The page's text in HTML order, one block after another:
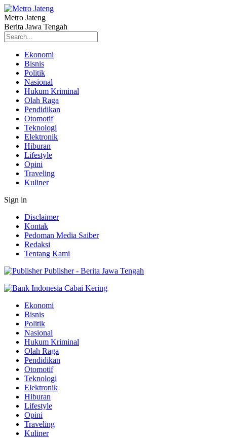
Metro Jateng
Berita Jawa Tengah
Ekonomi
Bisnis
Politik
Nasional
Hukum Kriminal
Olah Raga
Pendidikan
Otomotif
Teknologi
Elektronik
Hiburan
Lifestyle
Opini
Traveling
Kuliner
Sign in
Disclaimer
Kontak
Pedoman Media Saiber
Redaksi
Tentang Kami
Publisher - Berita Jawa Tengah
Ekonomi
Bisnis
Politik
Nasional
Hukum Kriminal
Olah Raga
Pendidikan
Otomotif
Teknologi
Elektronik
Hiburan
Lifestyle
Opini
Traveling
Kuliner